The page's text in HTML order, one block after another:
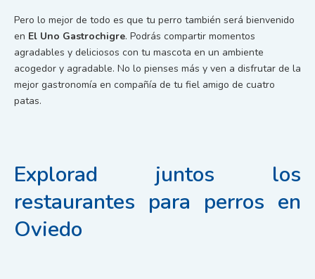
Pero lo mejor de todo es que tu perro también será bienvenido
en El Uno Gastrochigre. Podrás compartir momentos
agradables y deliciosos con tu mascota en un ambiente
acogedor y agradable. No lo pienses más y ven a disfrutar de la
mejor gastronomía en compañía de tu fiel amigo de cuatro
patas.
Explorad juntos los
restaurantes para perros en
Oviedo